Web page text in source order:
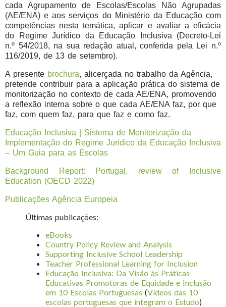
cada Agrupamento de Escolas/Escolas Não Agrupadas
(AE/ENA) e aos serviços do Ministério da Educação com
competências nesta temática, aplicar e avaliar a eficácia
do Regime Jurídico da Educação Inclusiva (Decreto-Lei
n.º 54/2018, na sua redação atual, conferida pela Lei n.º
116/2019, de 13 de setembro).
A presente brochura, alicerçada no trabalho da Agência,
pretende contribuir para a aplicação prática do sistema de
monitorização no contexto de cada AE/ENA, promovendo
a reflexão interna sobre o que cada AE/ENA faz, por que
faz, com quem faz, para que faz e como faz.
Educação Inclusiva | Sistema de Monitorização da
Implementação do Regime Jurídico da Educação Inclusiva
– Um Guia para as Escolas
Background Report: Portugal, review of Inclusive
Education (OECD 2022)
Publicações Agência Europeia
Últimas publicações:
eBooks
Country Policy Review and Analysis
Supporting Inclusive School Leadership
Teacher Professional Learning for Inclusion
Educação Inclusiva: Da Visão às Práticas
Educativas Promotoras de Equidade e Inclusão
em 10 Escolas Portuguesas (Vídeos das 10
escolas portuguesas que integram o Estudo)